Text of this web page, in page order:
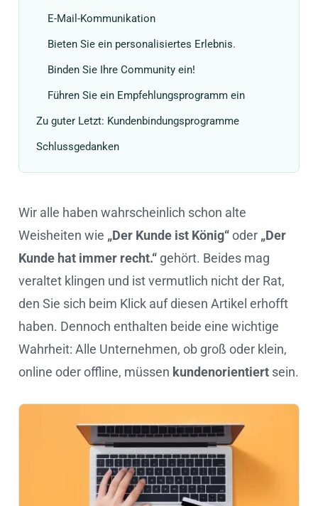
E-Mail-Kommunikation
Bieten Sie ein personalisiertes Erlebnis.
Binden Sie Ihre Community ein!
Führen Sie ein Empfehlungsprogramm ein
Zu guter Letzt: Kundenbindungsprogramme
Schlussgedanken
Wir alle haben wahrscheinlich schon alte
Weisheiten wie „Der Kunde ist König“oder „Der
Kunde hat immer recht.“ gehört. Beides mag
veraltet klingen und ist vermutlich nicht der Rat,
den Sie sich beim Klick auf diesen Artikel erhofft
haben. Dennoch enthalten beide eine wichtige
Wahrheit: Alle Unternehmen, ob groß oder klein,
online oder offline, müssen kundenorientiert sein.